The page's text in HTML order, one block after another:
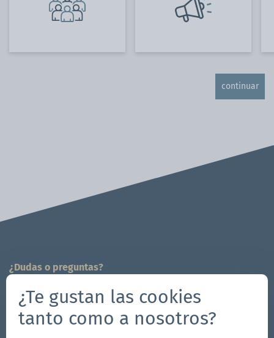
continuar
¿Dudas o preguntas?
704-312-1600
info.es@zingerle.group
¿Te gustan las cookies
tanto como a nosotros?